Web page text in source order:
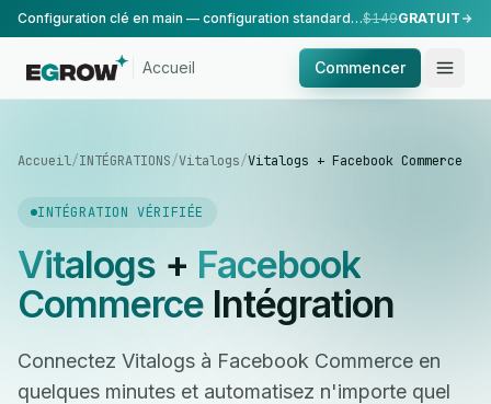
Configuration clé en main — configuration standard, réalisée par notre équipe.$149GRATUIT
Accueil Commencer
Accueil/INTÉGRATIONS/Vitalogs/Vitalogs + Facebook Commerce
INTÉGRATION VÉRIFIÉE
Vitalogs+ Facebook
CommerceIntégration
Connectez Vitalogs à Facebook Commerce en
quelques minutes et automatisez n'importe quel